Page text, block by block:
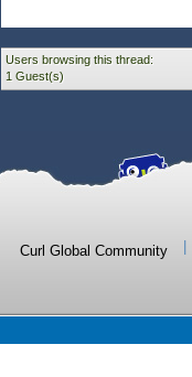
Users browsing this thread:
1 Guest(s)
Curl Global Community